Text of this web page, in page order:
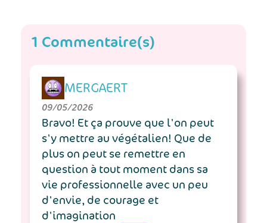
1 Commentaire(s)
MERGAERT
09/05/2026
Bravo! Et ça prouve que l'on peut
s'y mettre au végétalien! Que de
plus on peut se remettre en
question à tout moment dans sa
vie professionnelle avec un peu
d'envie, de courage et
d'imagination